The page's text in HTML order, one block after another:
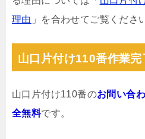
理由 」を合わせてご覧くださ
山口片付け110番作業
山口片付け110番のお問い合
全無料です。